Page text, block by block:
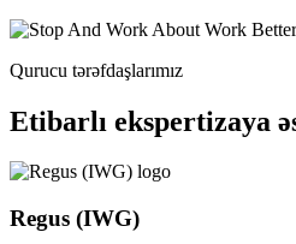
Qurucu tərəfdaşlarımız
Etibarlı ekspertizaya
Regus (IWG)